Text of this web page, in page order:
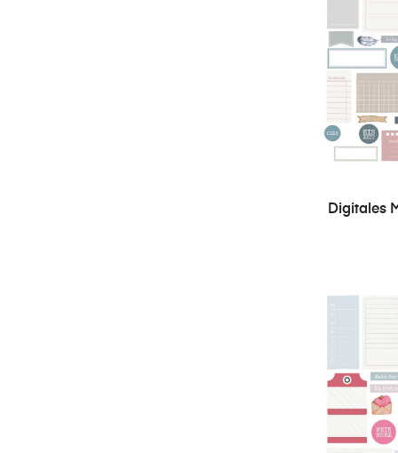
Digitales